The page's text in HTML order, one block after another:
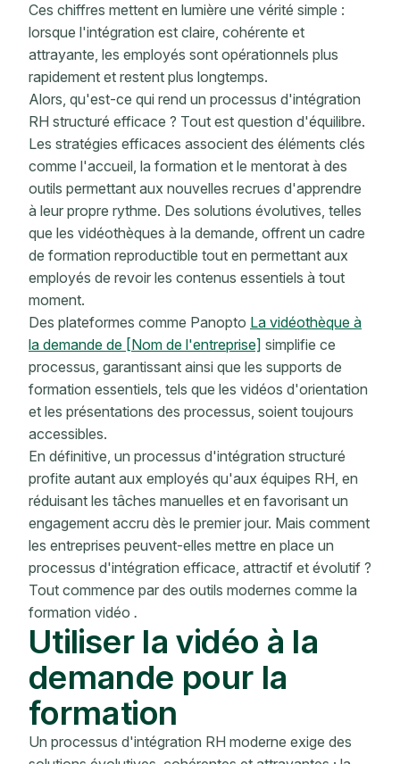
Ces chiffres mettent en lumière une vérité simple :
lorsque l'intégration est claire, cohérente et
attrayante, les employés sont opérationnels plus
rapidement et restent plus longtemps.
Alors, qu'est-ce qui rend un processus d'intégration
RH structuré efficace ? Tout est question d'équilibre.
Les stratégies efficaces associent des éléments clés
comme l'accueil, la formation et le mentorat à des
outils permettant aux nouvelles recrues d'apprendre
à leur propre rythme. Des solutions évolutives, telles
que les vidéothèques à la demande, offrent un cadre
de formation reproductible tout en permettant aux
employés de revoir les contenus essentiels à tout
moment.
Des plateformes comme Panopto La vidéothèque à
la demande de [Nom de l'entreprise] simplifie ce
processus, garantissant ainsi que les supports de
formation essentiels, tels que les vidéos d'orientation
et les présentations des processus, soient toujours
accessibles.
En définitive, un processus d'intégration structuré
profite autant aux employés qu'aux équipes RH, en
réduisant les tâches manuelles et en favorisant un
engagement accru dès le premier jour. Mais comment
les entreprises peuvent-elles mettre en place un
processus d'intégration efficace, attractif et évolutif ?
Tout commence par des outils modernes comme la
formation vidéo .
Utiliser la vidéo à la
demande pour la
formation
Un processus d'intégration RH moderne exige des